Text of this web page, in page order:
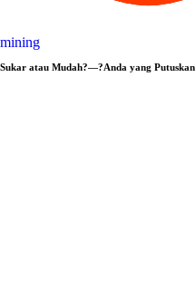
mining
Sukar atau Mudah?—?Anda yang Putuskan